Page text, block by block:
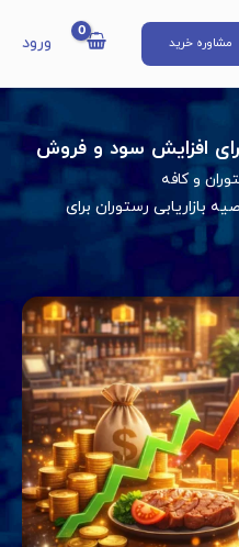
مشاوره خرید ورود
و کافه
بازاریابی رستوران برای